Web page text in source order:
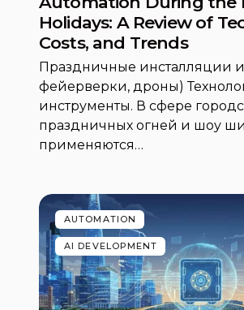
Holidays: A Review of
Costs, and Trends
Праздничные инсталляции
фейерверки, дроны)
инструменты. В сфере
праздничных огней и шоу
применяются…
AUTOMATION
AI DEVELOPMENT